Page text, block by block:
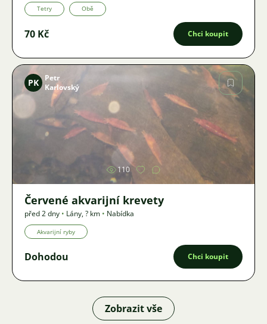
Tetry Obě
70 Kč Chci koupit
Obrázek
PK
Petr
Karlovský
110
Červené akvarijní krevety
před 2 dny • Lány,? km • Nabídka
Akvarijní ryby
Dohodou Chci koupit
Zobrazit vše